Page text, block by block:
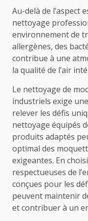
Au-delà de l’aspect
nettoyage
environnement de
allergènes, des
contribue à une
la qualité de l’air
Le nettoyage de
industriels exige
relever les défis
nettoyage équipés
produits adaptés
optimal des
exigeantes. En
respectueuses de
conçues pour les
peuvent maintenir
et contribuer à un